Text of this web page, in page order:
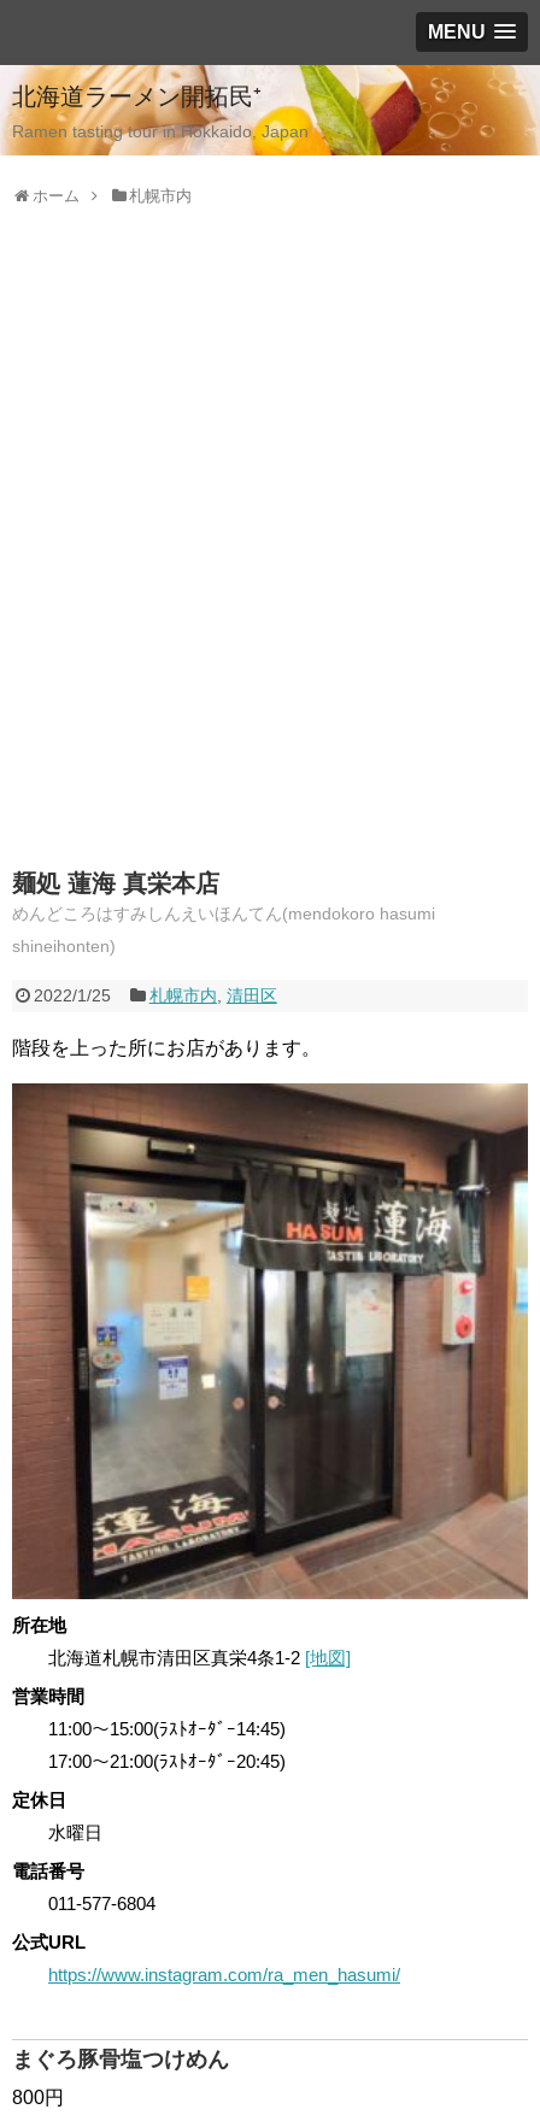
MENU
北海道ラーメン開拓民⁺
Ramen tasting tour in Hokkaido, Japan
ホーム 札幌市内
麺処 蓮海 真栄本店
めんどころはすみしんえいほんてん(mendokoro hasumi
shineihonten)
2022/1/25 札幌市内 清田区
階段を上った所にお店があります。
所在地
北海道札幌市清田区真栄4条1-2 [地図]
営業時間
11:00～15:00(ﾗｽﾄｵｰﾀﾞｰ14:45)
17:00～21:00(ﾗｽﾄｵｰﾀﾞｰ20:45)
定休日
水曜日
電話番号
011-577-6804
公式URL
https://www.instagram.com/ra_men_hasumi/
まぐろ豚骨塩つけめん
800円